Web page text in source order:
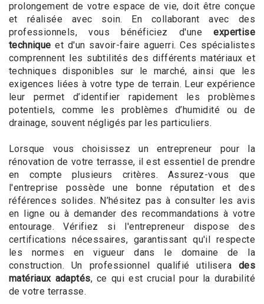
prolongement de votre espace de vie, doit être conçue
et réalisée avec soin. En collaborant avec des
professionnels, vous bénéficiez d'uneexpertise
technique et d'un savoir-faire aguerri. Ces spécialistes
comprennent les subtilités des différents matériaux et
techniques disponibles sur le marché, ainsi que les
exigences liées à votre type de terrain. Leur expérience
leur permet d’identifier rapidement les problèmes
potentiels, comme les problèmes d’humidité ou de
drainage, souvent négligés par les particuliers.
Lorsque vous choisissez un entrepreneur pour la
rénovation de votre terrasse, il est essentiel de prendre
en compte plusieurs critères. Assurez-vous que
l'entreprise possède une bonne réputation et des
références solides. N’hésitez pas à consulter les avis
en ligne ou à demander des recommandations à votre
entourage. Vérifiez si l'entrepreneur dispose des
certifications nécessaires, garantissant qu'il respecte
les normes en vigueur dans le domaine de la
construction. Un professionnel qualifié utilisera des
matériaux adaptés, ce qui est crucial pour la durabilité
de votre terrasse.